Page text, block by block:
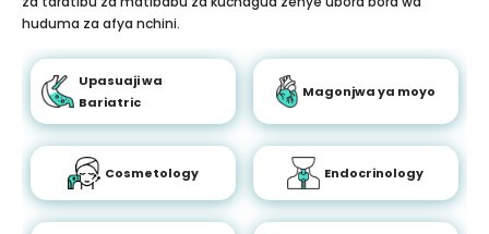
huduma za afya nchini.
Upasuaji wa
Bariatric
Magonjwa ya moyo
Cosmetology Endocrinology